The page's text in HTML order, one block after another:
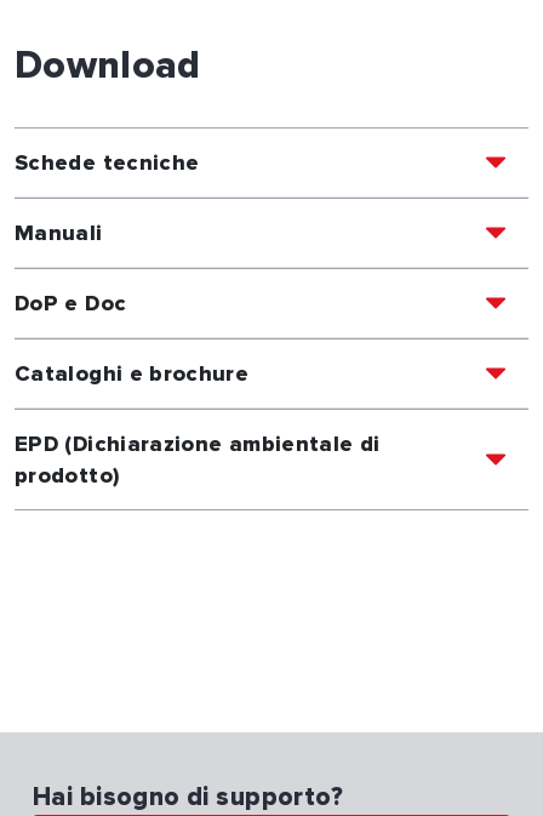
Download
Schede tecniche
Manuali
DoP e Doc
Cataloghi e brochure
EPD (Dichiarazione ambientale di
prodotto)
Hai bisogno di supporto?